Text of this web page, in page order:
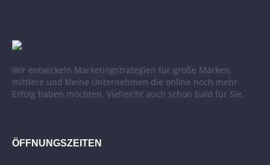
Wir entwickeln Marketingstrategien für große Marken,
mittlere und kleine Unternehmen die online noch mehr
Erfolg haben möchten. Vielleicht auch schon bald für Sie.
ÖFFNUNGSZEITEN